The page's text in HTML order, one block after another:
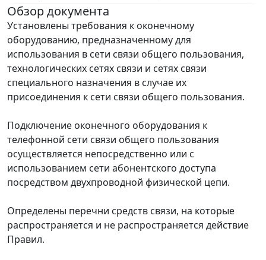
Обзор документа
Установлены требования к оконечному
оборудованию, предназначенному для
использования в сети связи общего пользования,
технологических сетях связи и сетях связи
специального назначения в случае их
присоединения к сети связи общего пользования.
Подключение оконечного оборудования к
телефонной сети связи общего пользования
осуществляется непосредственно или с
использованием сети абонентского доступа
посредством двухпроводной физической цепи.
Определены перечни средств связи, на которые
распространяется и не распространяется действие
Правил.